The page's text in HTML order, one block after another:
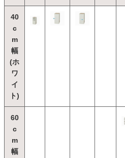
40
c
m
幅
(ホ
ワ
イ
ト)
60
c
m
幅